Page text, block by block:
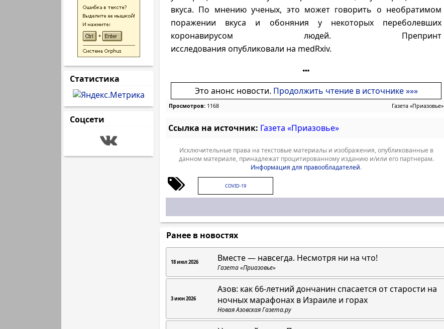
Статистика
Соцсети
вкуса. По мнению ученых, это может говорить о необратимом
поражении вкуса и обоняния у некоторых переболевших
коронавирусом людей. Препринт
исследования опубликовали на medRxiv.
Это анонс новости. Продолжить чтение в источнике »»»
Просмотров: 1168 Газета «Приазовье»
Ссылка на источник: Газета «Приазовье»
Исключительные права на текстовые материалы и изображения, опубликованные в
данном материале, принадлежат процитированному изданию и/или его партнерам.
Информация для правообладателей.
COVID-19
Ранее в новостях
18 июл 2026 Вместе — навсегда. Несмотря ни на что!
Газета «Приазовье»
3 июн 2026
Азов: как 66-летний дончанин спасается от старости на
ночных марафонах в Израиле и горах
Новая Азовская Газета.ру